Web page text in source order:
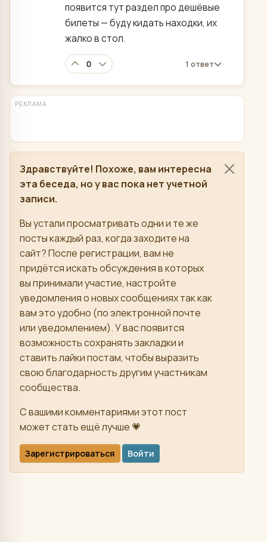
появится тут раздел про дешёвые
билеты — буду кидать находки, их
жалко в стол.
0 1 ответ
РЕКЛАМА
Здравствуйте! Похоже, вам интересна
эта беседа, но у вас пока нет учетной
записи.
Вы устали просматривать одни и те же
посты каждый раз, когда заходите на
сайт? После регистрации, вам не
придётся искать обсуждения в которых
вы принимали участие, настройте
уведомления о новых сообщениях так как
вам это удобно (по электронной почте
или уведомлением). У вас появится
возможность сохранять закладки и
ставить лайки постам, чтобы выразить
свою благодарность другим участникам
сообщества.
С вашими комментариями этот пост
может стать ещё лучше 💗
Зарегистрироваться Войти